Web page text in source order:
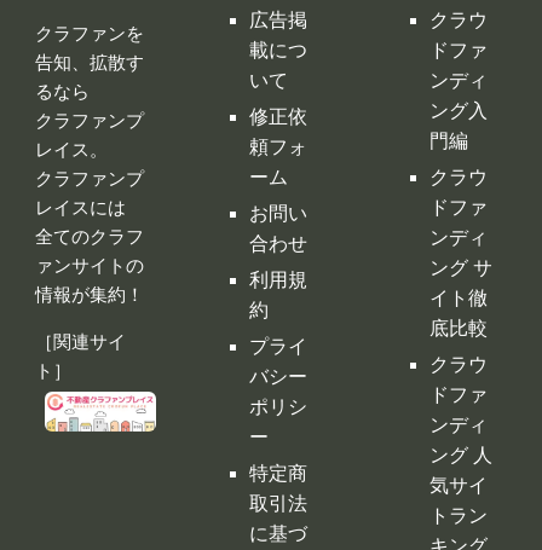
全てのクラフ
ァンサイトの
情報が集約！
［関連サイ
ト］
お問い
合わせ
利用規
約
プライ
バシー
ポリシ
ー
特定商
取引法
に基づ
く表示
運営会
社
ドファ
ンディ
ング サ
イト徹
底比較
クラウ
ドファ
ンディ
ング 人
気サイ
トラン
クラウ
ドファ
ンディ
ング代
行・コ
ンサル